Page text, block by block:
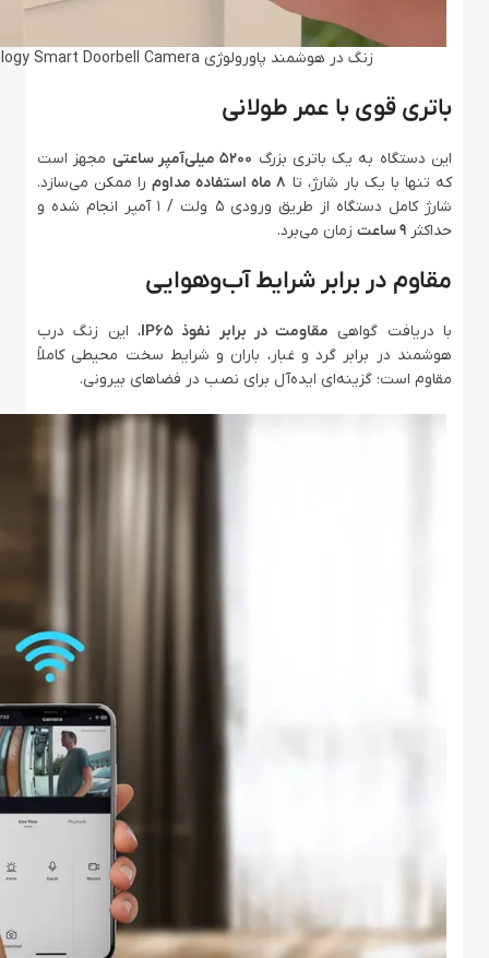
زنگ در هوشمند پاورولوژی Powerology Smart Doorbell Camera
باتری قوی با عمر طولانی
این دستگاه به یک باتری بزرگ ۵۲۰۰ میلی‌آمپر ساعتی
مجهز است
که تنها با یک بار شارژ، تا ۸ ماه استفاده مداوم
را ممکن می‌سازد.
شارژ کامل دستگاه از طریق ورودی ۵ ولت / ۱ آمپر انجام شده و
حداکثر ۹ ساعت زمان می‌برد.
مقاوم در برابر شرایط آب‌و‌هوایی
با دریافت گواهی مقاومت در برابر نفوذ IP65
، این زنگ درب
هوشمند در برابر گرد و غبار، باران و شرایط سخت محیطی کاملاً
مقاوم است؛ گزینه‌ای ایده‌آل برای نصب در فضاهای بیرونی.